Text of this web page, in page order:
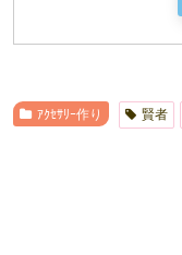
ｱｸｾｻﾘｰ作り 賢者